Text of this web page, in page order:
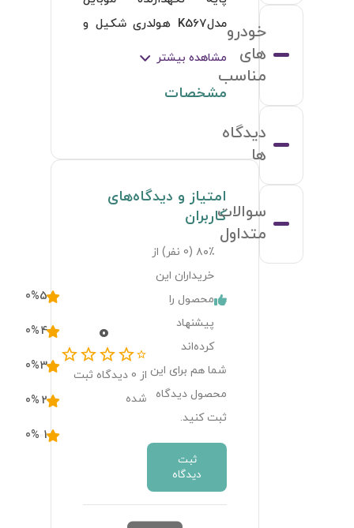
خودرو
های
مناسب
دیدگاه
ها
سوالات
متداول
360 درجه را دارد.
مشاهده بیشتر
مشخصات
امتیاز و دیدگاه‌های
کاربران
۸۰٪ ( 0 نفر) از
خریداران این
محصول را
پیشنهاد
کرده‌اند
شما هم برای این
محصول دیدگاه
ثبت کنید.
ثبت
دیدگاه
0
از 0 دیدگاه ثبت
شده
5
0%
4
0%
3
0%
2
0%
1
0%